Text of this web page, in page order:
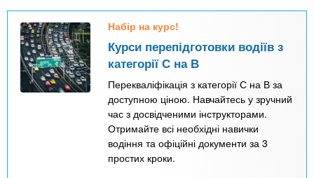
Набір на курс!
Курси перепідготовки водіїв з
категорії С на В
Перекваліфікація з категорії С на В за
доступною ціною. Навчайтесь у зручний
час з досвідченими інструкторами.
Отримайте всі необхідні навички
водіння та офіційні документи за 3
простих кроки.